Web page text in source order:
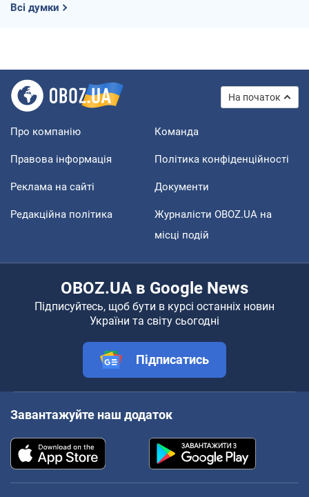
Всі думки
На початок
Про компанію Команда
Правова інформація Політика конфіденційності
Реклама на сайті Документи
Редакційна політика
Журналісти OBOZ.UA на
місці подій
OBOZ.UA в Google News
Підписуйтесь, щоб бути в курсі останніх новин
України та світу сьогодні
Підписатись
Завантажуйте наш додаток